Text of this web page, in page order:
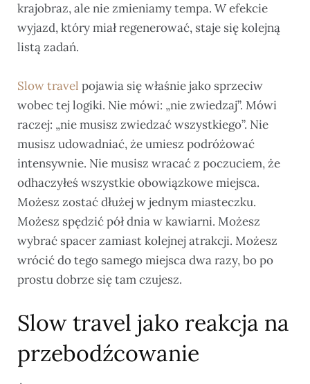
krajobraz, ale nie zmieniamy tempa. W efekcie
wyjazd, który miał regenerować, staje się kolejną
listą zadań.
Slow travel pojawia się właśnie jako sprzeciw
wobec tej logiki. Nie mówi: „nie zwiedzaj”. Mówi
raczej: „nie musisz zwiedzać wszystkiego”. Nie
musisz udowadniać, że umiesz podróżować
intensywnie. Nie musisz wracać z poczuciem, że
odhaczyłeś wszystkie obowiązkowe miejsca.
Możesz zostać dłużej w jednym miasteczku.
Możesz spędzić pół dnia w kawiarni. Możesz
wybrać spacer zamiast kolejnej atrakcji. Możesz
wrócić do tego samego miejsca dwa razy, bo po
prostu dobrze się tam czujesz.
Slow travel jako reakcja na
przebodźcowanie